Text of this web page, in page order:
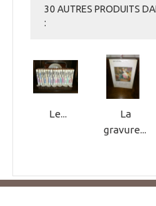
30 AUTRES PRODUITS
:
Le...
La
gravure...